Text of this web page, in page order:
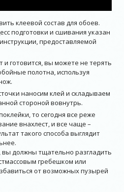
клеевой состав для обоев.
подготовки и сшивания указан
предоставляемой
и готовится, вы можете не терять
полотна, используя
наносим клей и складываем
стороной вовнутрь.
то сегодня все реже
внахлест, и все чаще –
такого способа выглядит
должны тщательно разгладить
гребешком или
от возможных пузырей